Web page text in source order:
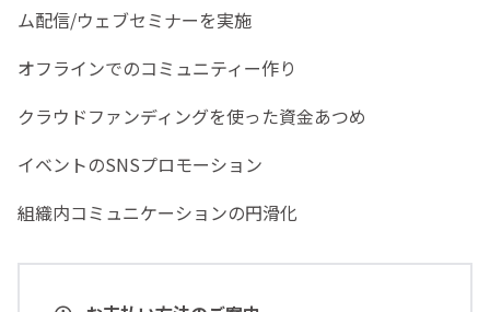
ム配信/ウェブセミナーを実施
オフラインでのコミュニティー作り
クラウドファンディングを使った資金あつめ
イベントのSNSプロモーション
組織内コミュニケーションの円滑化